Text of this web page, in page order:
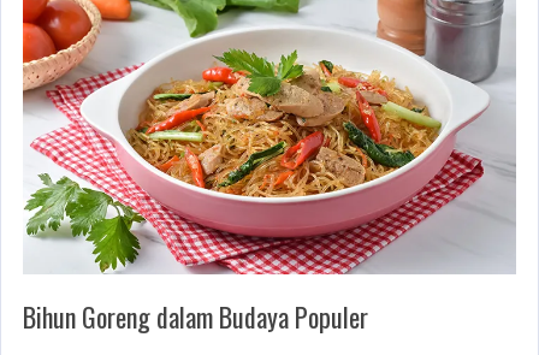
Bihun Goreng dalam Budaya Populer